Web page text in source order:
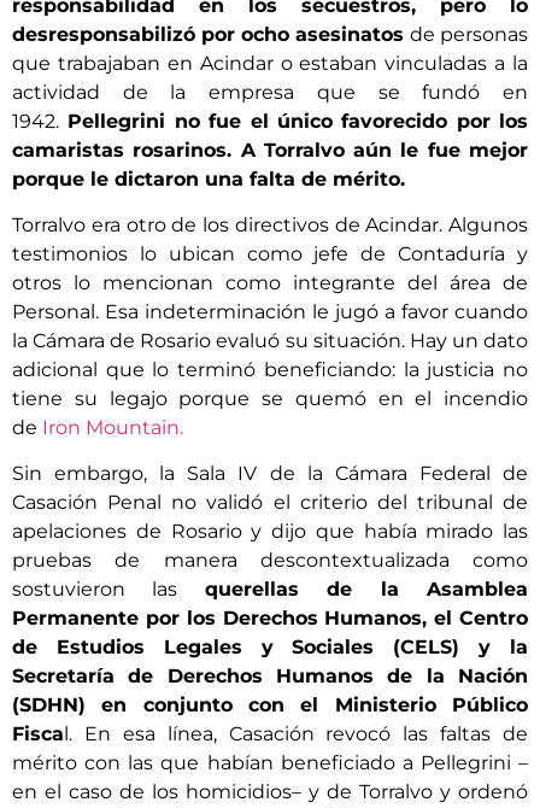
responsabilidad en los secuestros, pero lo
desresponsabilizó por ocho asesinatos de personas
que trabajaban en Acindar o estaban vinculadas a la
actividad de la empresa que se fundó en
1942. Pellegrini no fue el único favorecido por los
camaristas rosarinos. A Torralvo aún le fue mejor
porque le dictaron una falta de mérito.
Torralvo era otro de los directivos de Acindar. Algunos
testimonios lo ubican como jefe de Contaduría y
otros lo mencionan como integrante del área de
Personal. Esa indeterminación le jugó a favor cuando
la Cámara de Rosario evaluó su situación. Hay un dato
adicional que lo terminó beneficiando: la justicia no
tiene su legajo porque se quemó en el incendio
de Iron Mountain.
Sin embargo, la Sala IV de la Cámara Federal de
Casación Penal no validó el criterio del tribunal de
apelaciones de Rosario y dijo que había mirado las
pruebas de manera descontextualizada como
sostuvieron las querellas de la Asamblea
Permanente por los Derechos Humanos, el Centro
de Estudios Legales y Sociales (CELS) y la
Secretaría de Derechos Humanos de la Nación
(SDHN) en conjunto con el Ministerio Público
Fisca l. En esa línea, Casación revocó las faltas de
mérito con las que habían beneficiado a Pellegrini –
en el caso de los homicidios– y de Torralvo y ordenó